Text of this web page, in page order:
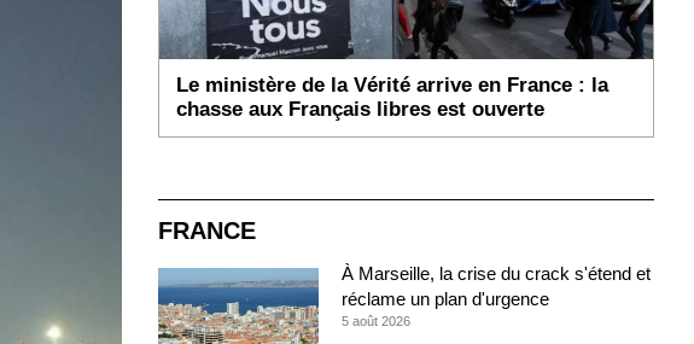
Le ministère de la Vérité arrive en France : la
chasse aux Français libres est ouverte
FRANCE
À Marseille, la crise du crack s'étend et
réclame un plan d'urgence
5 août 2026